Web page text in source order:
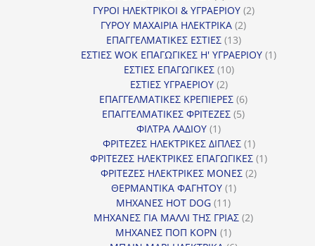
προϊόν
ΓΥΡΟΙ ΗΛΕΚΤΡΙΚΟΙ & ΥΓΡΑΕΡΙΟΥ 22
ΓΥΡΟΥ ΜΑΧΑΙΡΙΑ ΗΛΕΚΤΡΙΚΑ 22
ΕΠΑΓΓΕΛΜΑΤΙΚΕΣ ΕΣΤΙΕΣ 1313
προϊόντα
ΕΣΤΙΕΣ WOK ΕΠΑΓΩΓΙΚΕΣ Η' ΥΓΡΑΕΡΙΟΥ 11
ΕΣΤΙΕΣ ΕΠΑΓΩΓΙΚΕΣ 1010
ΕΣΤΙΕΣ ΥΓΡΑΕΡΙΟΥ 22
προϊόντα
ΕΠΑΓΓΕΛΜΑΤΙΚΕΣ ΚΡΕΠΙΕΡΕΣ 66
προϊόντα
ΕΠΑΓΓΕΛΜΑΤΙΚΕΣ ΦΡΙΤΕΖΕΣ 55
ΦΙΛΤΡΑ ΛΑΔΙΟΥ 11
προϊόν
ΦΡΙΤΕΖΕΣ ΗΛΕΚΤΡΙΚΕΣ ΔΙΠΛΕΣ 11
προϊόν
ΦΡΙΤΕΖΕΣ ΗΛΕΚΤΡΙΚΕΣ ΕΠΑΓΩΓΙΚΕΣ 11
ΦΡΙΤΕΖΕΣ ΗΛΕΚΤΡΙΚΕΣ ΜΟΝΕΣ 22
ΘΕΡΜΑΝΤΙΚΑ ΦΑΓΗΤΟΥ 11
ΜΗΧΑΝΕΣ HOT DOG 1111
προϊόντα
ΜΗΧΑΝΕΣ ΓΙΑ ΜΑΛΛΙ ΤΗΣ ΓΡΙΑΣ 22
ΜΗΧΑΝΕΣ ΠΟΠ ΚΟΡΝ 11